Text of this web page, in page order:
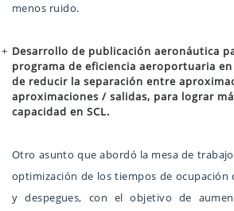
menos ruido.
Desarrollo de publicación aeronáutica
programa de eficiencia aeroportuaria
de reducir la separación entre
aproximaciones / salidas, para lograr
capacidad en SCL.
Otro asunto que abordó la mesa de
optimización de los tiempos de ocupación
y despegues, con el objetivo de